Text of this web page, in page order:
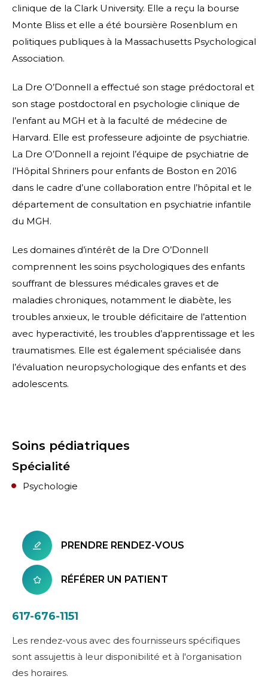
clinique de la Clark University. Elle a reçu la bourse
Monte Bliss et elle a été boursière Rosenblum en
politiques publiques à la Massachusetts Psychological
Association.
La Dre O’Donnell a effectué son stage prédoctoral et
son stage postdoctoral en psychologie clinique de
l’enfant au MGH et à la faculté de médecine de
Harvard. Elle est professeure adjointe de psychiatrie.
La Dre O’Donnell a rejoint l’équipe de psychiatrie de
l’Hôpital Shriners pour enfants de Boston en 2016
dans le cadre d’une collaboration entre l’hôpital et le
département de consultation en psychiatrie infantile
du MGH.
Les domaines d’intérêt de la Dre O’Donnell
comprennent les soins psychologiques des enfants
souffrant de blessures médicales graves et de
maladies chroniques, notamment le diabète, les
troubles anxieux, le trouble déficitaire de l’attention
avec hyperactivité, les troubles d’apprentissage et les
traumatismes. Elle est également spécialisée dans
l’évaluation neuropsychologique des enfants et des
adolescents.
Soins pédiatriques
Spécialité
Psychologie
PRENDRE RENDEZ-VOUS
RÉFÉRER UN PATIENT
617-676-1151
Les rendez-vous avec des fournisseurs spécifiques
sont assujettis à leur disponibilité et à l'organisation
des horaires.